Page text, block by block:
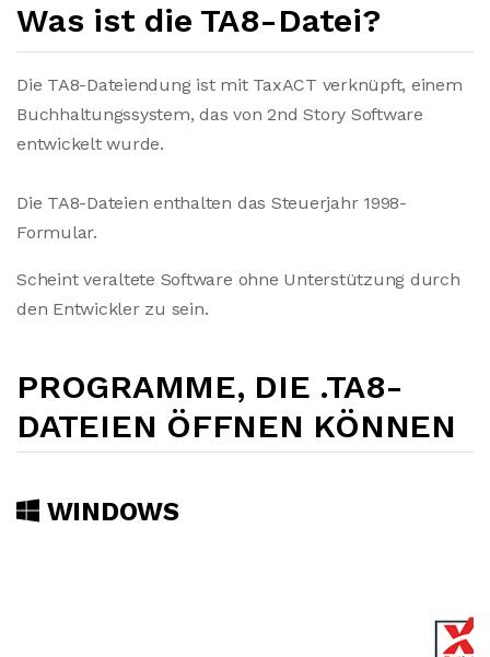
Was ist die TA8-Datei?
Die TA8-Dateiendung ist mit TaxACT verknüpft, einem
Buchhaltungssystem, das von 2nd Story Software
entwickelt wurde.
Die TA8-Dateien enthalten das Steuerjahr 1998-
Formular.
Scheint veraltete Software ohne Unterstützung durch
den Entwickler zu sein.
PROGRAMME, DIE .TA8-
DATEIEN ÖFFNEN KÖNNEN
WINDOWS